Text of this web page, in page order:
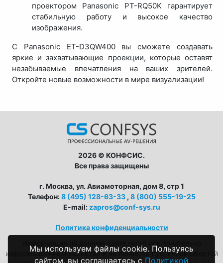
проектором Panasonic PT-RQ50K гарантирует
стабильную работу и высокое качество
изображения.
С Panasonic ET-D3QW400 вы сможете создавать
яркие и захватывающие проекции, которые оставят
незабываемые впечатления на ваших зрителей.
Откройте новые возможности в мире визуализации!
2026 © КОНФСИС.
Все права защищены
г. Москва, ул. Авиамоторная, дом 8, стр 1
Телефон:8 (495) 128-63-33 , 8 (800) 555-19-25
E-mail: zapros@conf-sys.ru
Политика конфиденциальности
информационный характер и не является публичной офертой
Мы используем файлы cookie. Пользуясь
сайтом, вы соглашаетесь с Политикой